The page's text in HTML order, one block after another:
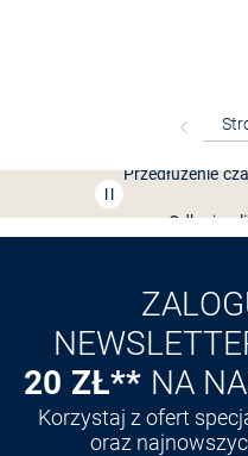
Przedłużenie
20 ZŁ** NA
Korzystaj z ofert
oraz